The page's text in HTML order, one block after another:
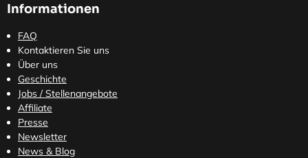
Informationen
FAQ
Kontaktieren Sie uns
Über uns
Geschichte
Jobs / Stellenangebote
Affiliate
Presse
Newsletter
News & Blog